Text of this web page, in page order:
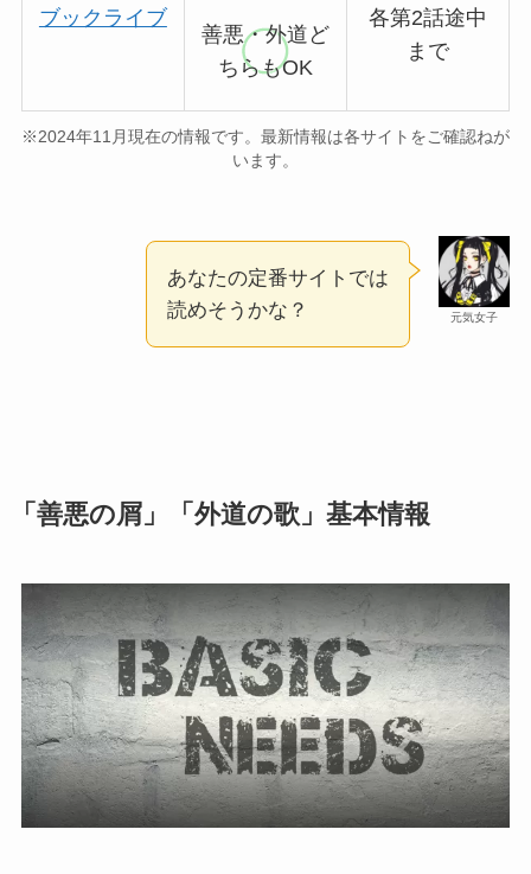
ブックライブ
善悪・外道ど
ちらもOK
各第2話途中
まで
※2024年11月現在の情報です。最新情報は各サイトをご確認ねが
います。
元気女子
あなたの定番サイトでは
読めそうかな？
「善悪の屑」「外道の歌」基本情報